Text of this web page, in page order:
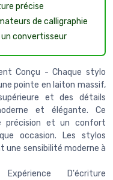
précise
de calligraphie
convertisseur
Conçu - Chaque stylo
pointe en laiton massif,
et des détails
et élégante. Ce
précision et un confort
occasion. Les stylos
une sensibilité moderne à
D'écriture